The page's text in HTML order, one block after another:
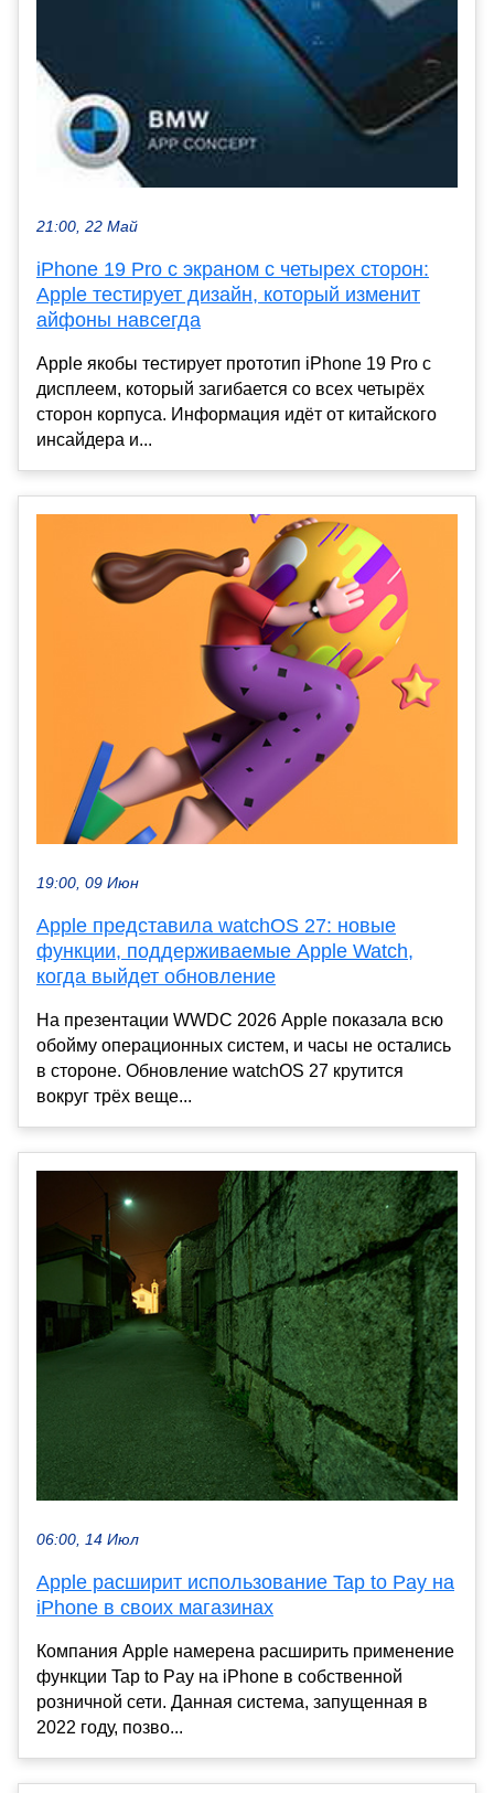
21:00, 22 Май
iPhone 19 Pro с экраном с четырех сторон:
Apple тестирует дизайн, который изменит
айфоны навсегда
Apple якобы тестирует прототип iPhone 19 Pro с
дисплеем, который загибается со всех четырёх
сторон корпуса. Информация идёт от китайского
инсайдера и...
19:00, 09 Июн
Apple представила watchOS 27: новые
функции, поддерживаемые Apple Watch,
когда выйдет обновление
На презентации WWDC 2026 Apple показала всю
обойму операционных систем, и часы не остались
в стороне. Обновление watchOS 27 крутится
вокруг трёх веще...
06:00, 14 Июл
Apple расширит использование Tap to Pay на
iPhone в своих магазинах
Компания Apple намерена расширить применение
функции Tap to Pay на iPhone в собственной
розничной сети. Данная система, запущенная в
2022 году, позво...